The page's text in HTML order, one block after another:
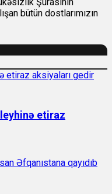
Şurasının
bütün dostlarımızın
etiraz